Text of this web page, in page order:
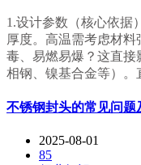
1.设计参数（核心依据
厚度。高温需考虑材
毒、易燃易爆？这直接
相钢、镍基合金等）。
不锈钢封头的常见问题
2025-08-01
85